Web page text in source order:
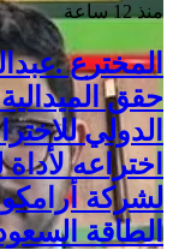
منذ 12 ساعة
المخترع
حقق
اختراعه
لشركة
الطاقة